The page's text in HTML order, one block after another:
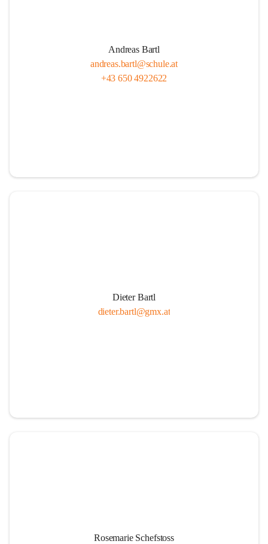
Andreas Bartl
andreas.bartl@schule.at
+43 650 4922622
Dieter Bartl
dieter.bartl@gmx.at
Rosemarie Schefstoss